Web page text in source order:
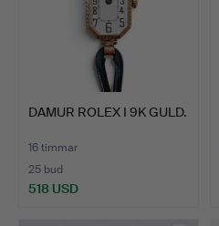
DAMUR ROLEX I 9K GULD.
16 timmar
25 bud
518 USD